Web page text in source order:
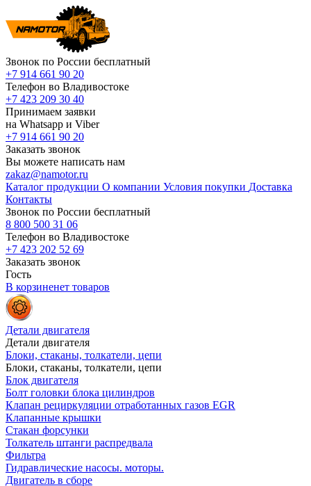
Звонок по России бесплатный
+7 914 661 90 20
Телефон во Владивостоке
+7 423 209 30 40
Принимаем заявки
на Whatsapp и Viber
+7 914 661 90 20
Заказать звонок
Вы можете написать нам
zakaz@namotor.ru
Каталог продукции О компании Условия покупки Доставка
Контакты
Звонок по России бесплатный
8 800 500 31 06
Телефон во Владивостоке
+7 423 202 52 69
Заказать звонок
Гость
В корзиненет товаров
Детали двигателя
Детали двигателя
Блоки, стаканы, толкатели, цепи
Блоки, стаканы, толкатели, цепи
Блок двигателя
Болт головки блока цилиндров
Клапан рециркуляции отработанных газов EGR
Клапанные крышки
Стакан форсунки
Толкатель штанги распредвала
Фильтра
Гидравлические насосы. моторы.
Двигатель в сборе